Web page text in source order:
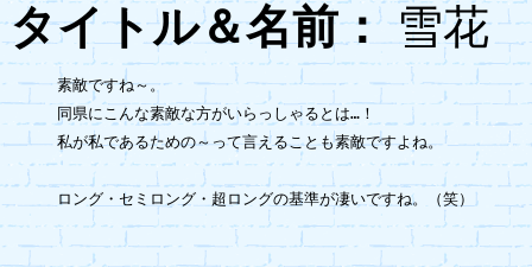
タイトル＆名前：雪
素敵ですね～。
同県にこんな素敵な方がいらっしゃるとは…！
私が私であるための～って言えることも素敵ですよね。
ロング・セミロング・超ロングの基準が凄いですね。（笑）